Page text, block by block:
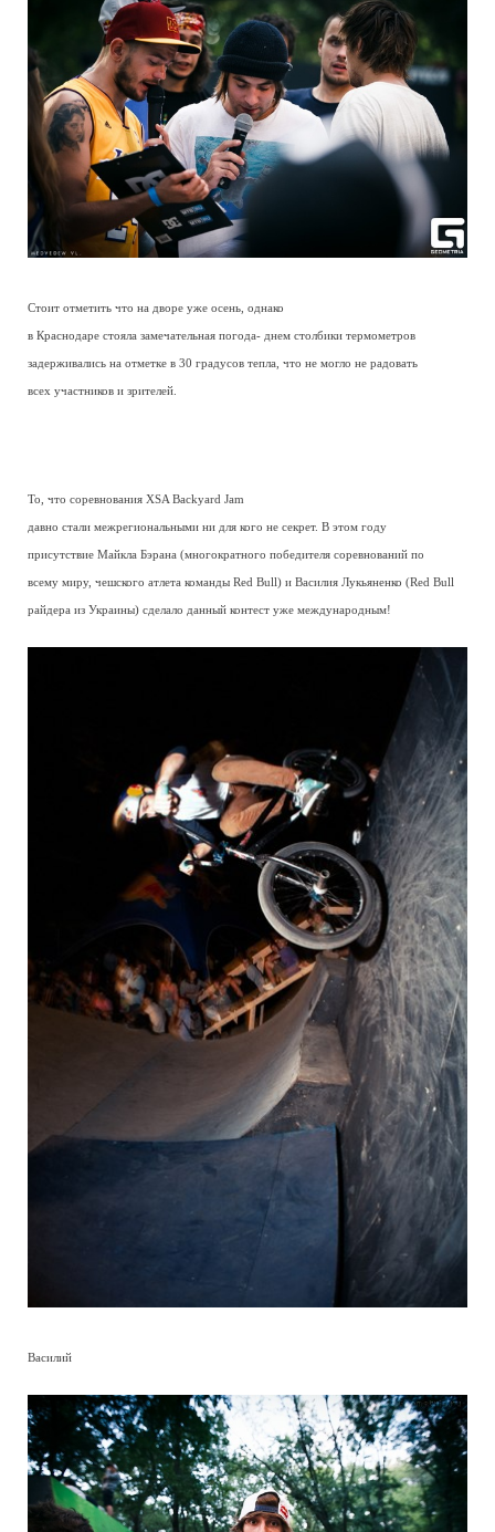
Стоит отметить что на дворе уже осень, однако
в Краснодаре стояла замечательная погода- днем столбики термометров
задерживались на отметке в 30 градусов тепла, что не могло не радовать
всех участников и зрителей.
То, что соревнования XSA Backyard Jam
давно стали межрегиональными ни для кого не секрет. В этом году
присутствие Майкла Бэрана (многократного победителя соревнований по
всему миру, чешского атлета команды Red Bull) и Василия Лукьяненко (Red Bull
райдера из Украины) сделало данный контест уже международным!
Василий